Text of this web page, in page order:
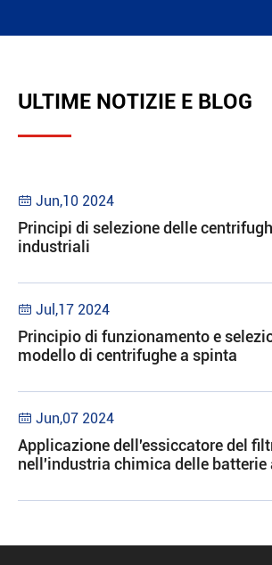
ULTIME NOTIZIE E BLOG
 Jun,10 2024
Principi di selezione delle
industriali
 Jul,17 2024
Principio di funzionamento e
modello di centrifughe a spinta
 Jun,07 2024
Applicazione dell'essiccatore del
nell'industria chimica delle